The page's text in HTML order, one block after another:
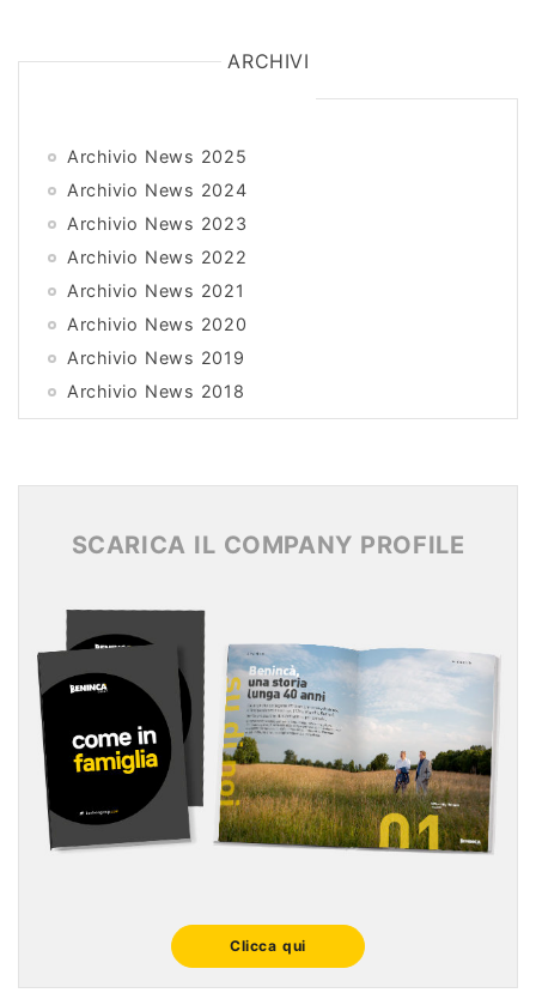
ARCHIVI
Archivio News 2025
Archivio News 2024
Archivio News 2023
Archivio News 2022
Archivio News 2021
Archivio News 2020
Archivio News 2019
Archivio News 2018
Archivio News 2017
Archivio News 2015
SCARICA IL COMPANY PROFILE
Clicca qui